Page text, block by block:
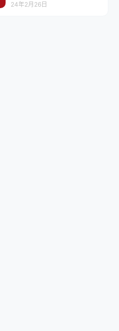
24年2月26日